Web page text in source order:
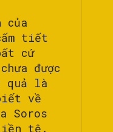
của
tiết
cứ
được
quả là
về
Soros
tệ.